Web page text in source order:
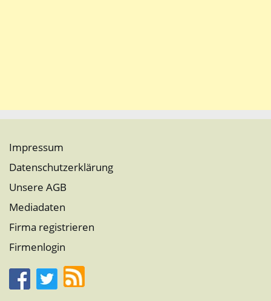
Impressum
Datenschutzerklärung
Unsere AGB
Mediadaten
Firma registrieren
Firmenlogin